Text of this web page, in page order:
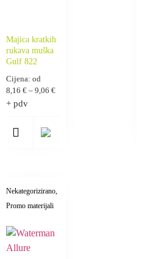
Majica kratkih
rukava muška
Gulf 822
Cijena: od
8,16 € – 9,06 €
+ pdv
Nekategorizirano,
Promo materijali